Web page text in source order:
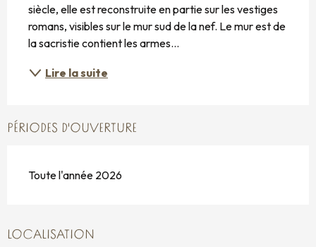
siècle, elle est reconstruite en partie sur les vestiges
romans, visibles sur le mur sud de la nef. Le mur est de
la sacristie contient les armes...
Lire la suite
PÉRIODES D'OUVERTURE
Toute l'année 2026
LOCALISATION